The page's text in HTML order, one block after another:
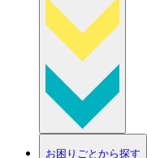
お困りごとから探す